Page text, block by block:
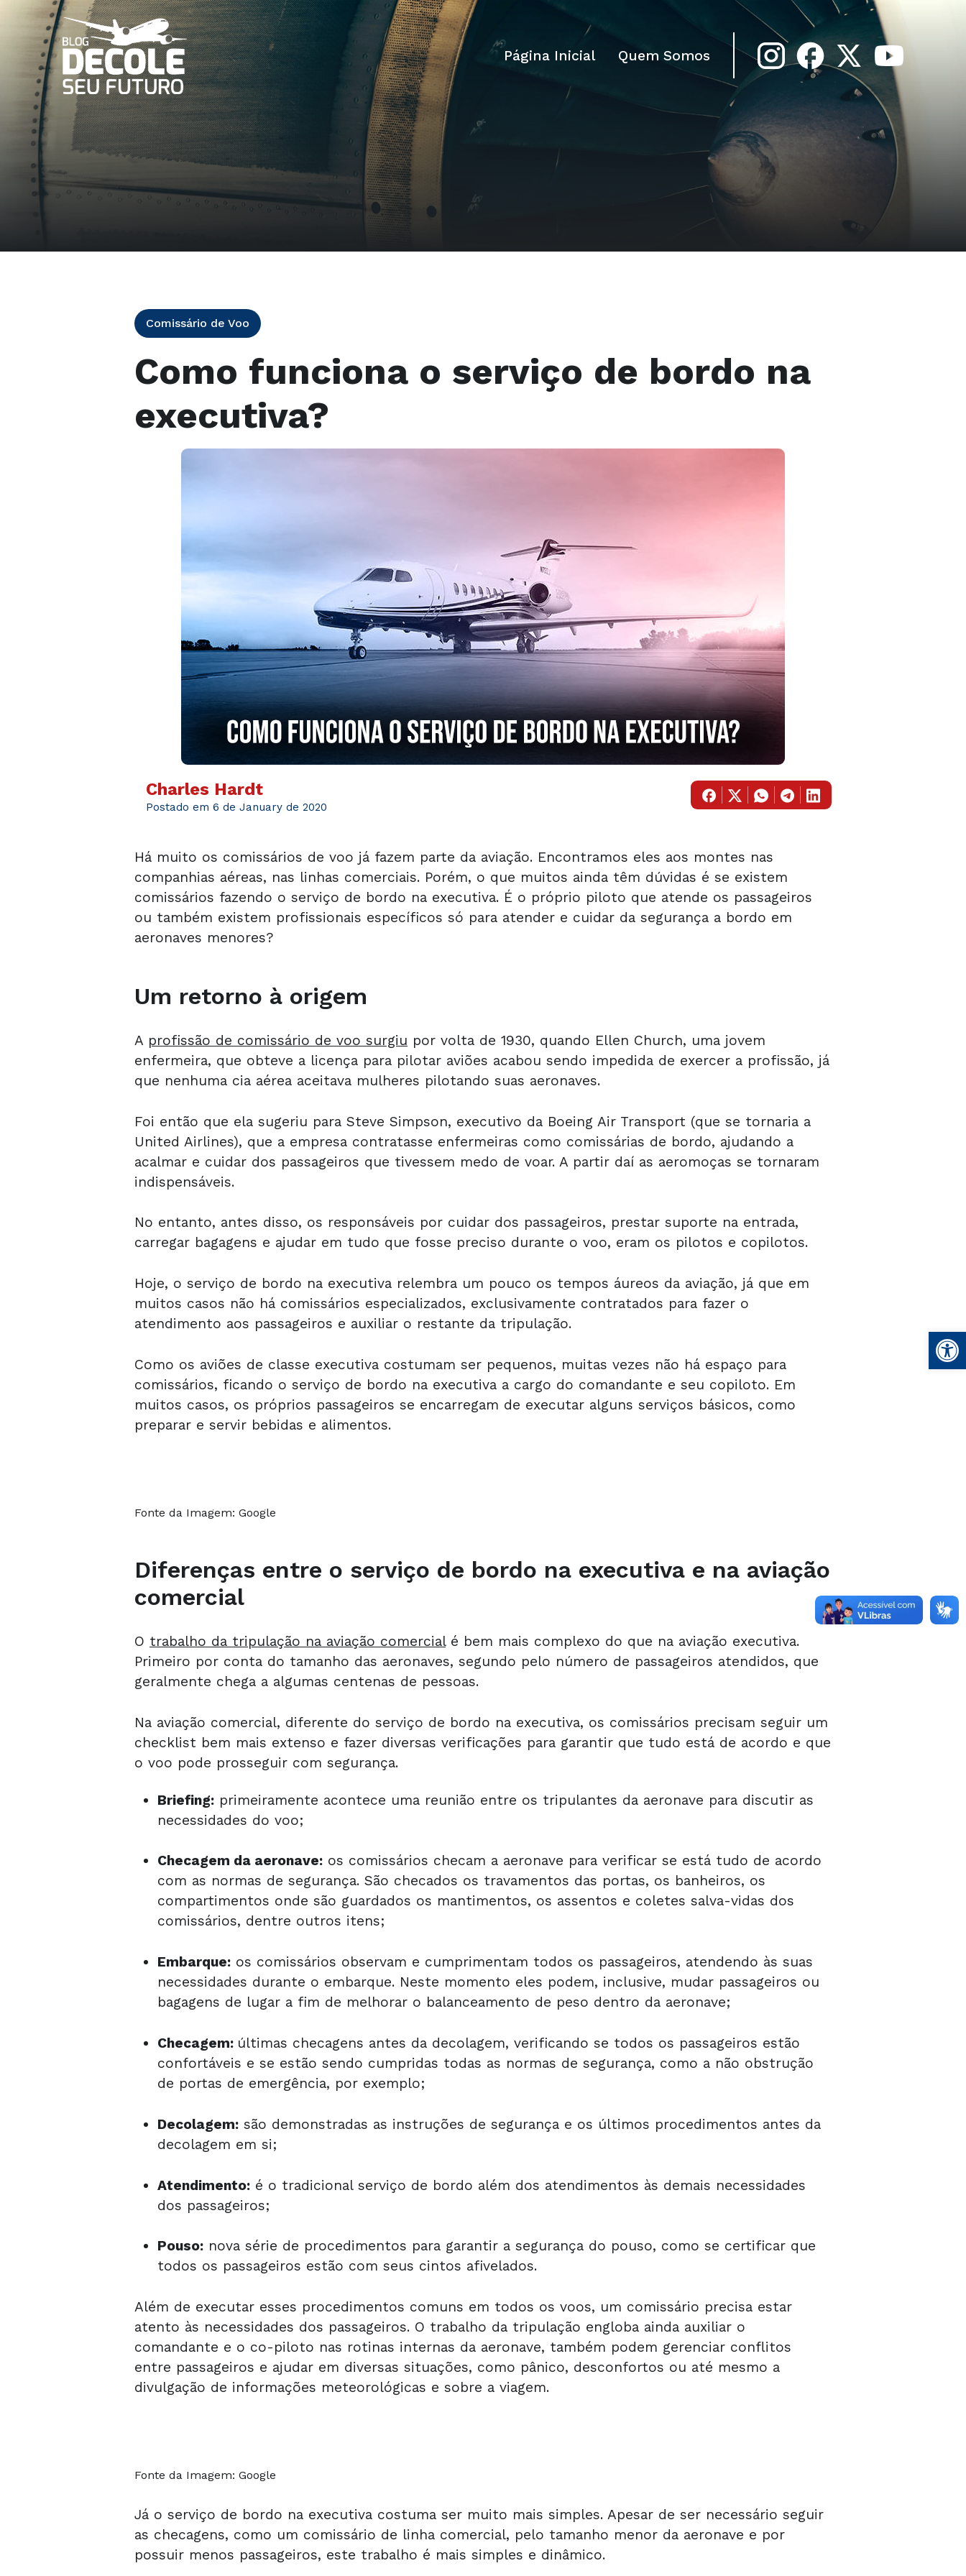
Página Inicial Quem Somos
Comissário de Voo
Como funciona o serviço de bordo na
executiva?
Charles Hardt
Postado em 6 de January de 2020
Há muito os comissários de voo já fazem parte da aviação. Encontramos eles aos montes nas
companhias aéreas, nas linhas comerciais. Porém, o que muitos ainda têm dúvidas é se existem
comissários fazendo o serviço de bordo na executiva. É o próprio piloto que atende os passageiros
ou também existem profissionais específicos só para atender e cuidar da segurança a bordo em
aeronaves menores?
Um retorno à origem
A profissão de comissário de voo surgiu por volta de 1930, quando Ellen Church, uma jovem
enfermeira, que obteve a licença para pilotar aviões acabou sendo impedida de exercer a profissão, já
que nenhuma cia aérea aceitava mulheres pilotando suas aeronaves.
Foi então que ela sugeriu para Steve Simpson, executivo da Boeing Air Transport (que se tornaria a
United Airlines), que a empresa contratasse enfermeiras como comissárias de bordo, ajudando a
acalmar e cuidar dos passageiros que tivessem medo de voar. A partir daí as aeromoças se tornaram
indispensáveis.
No entanto, antes disso, os responsáveis por cuidar dos passageiros, prestar suporte na entrada,
carregar bagagens e ajudar em tudo que fosse preciso durante o voo, eram os pilotos e copilotos.
Hoje, o serviço de bordo na executiva relembra um pouco os tempos áureos da aviação, já que em
muitos casos não há comissários especializados, exclusivamente contratados para fazer o
atendimento aos passageiros e auxiliar o restante da tripulação.
Como os aviões de classe executiva costumam ser pequenos, muitas vezes não há espaço para
comissários, ficando o serviço de bordo na executiva a cargo do comandante e seu copiloto. Em
muitos casos, os próprios passageiros se encarregam de executar alguns serviços básicos, como
preparar e servir bebidas e alimentos.
Fonte da Imagem: Google
Diferenças entre o serviço de bordo na executiva e na aviação
comercial
O trabalho da tripulação na aviação comercialé bem mais complexo do que na aviação executiva.
Primeiro por conta do tamanho das aeronaves, segundo pelo número de passageiros atendidos, que
geralmente chega a algumas centenas de pessoas.
Na aviação comercial, diferente do serviço de bordo na executiva, os comissários precisam seguir um
checklist bem mais extenso e fazer diversas verificações para garantir que tudo está de acordo e que
o voo pode prosseguir com segurança.
Briefing: primeiramente acontece uma reunião entre os tripulantes da aeronave para discutir as
necessidades do voo;
Checagem da aeronave: os comissários checam a aeronave para verificar se está tudo de acordo
com as normas de segurança. São checados os travamentos das portas, os banheiros, os
compartimentos onde são guardados os mantimentos, os assentos e coletes salva-vidas dos
comissários, dentre outros itens;
Embarque: os comissários observam e cumprimentam todos os passageiros, atendendo às suas
necessidades durante o embarque. Neste momento eles podem, inclusive, mudar passageiros ou
bagagens de lugar a fim de melhorar o balanceamento de peso dentro da aeronave;
Checagem: últimas checagens antes da decolagem, verificando se todos os passageiros estão
confortáveis e se estão sendo cumpridas todas as normas de segurança, como a não obstrução
de portas de emergência, por exemplo;
Decolagem: são demonstradas as instruções de segurança e os últimos procedimentos antes da
decolagem em si;
Atendimento: é o tradicional serviço de bordo além dos atendimentos às demais necessidades
dos passageiros;
Pouso: nova série de procedimentos para garantir a segurança do pouso, como se certificar que
todos os passageiros estão com seus cintos afivelados.
Além de executar esses procedimentos comuns em todos os voos, um comissário precisa estar
atento às necessidades dos passageiros. O trabalho da tripulação engloba ainda auxiliar o
comandante e o co-piloto nas rotinas internas da aeronave, também podem gerenciar conflitos
entre passageiros e ajudar em diversas situações, como pânico, desconfortos ou até mesmo a
divulgação de informações meteorológicas e sobre a viagem.
Fonte da Imagem: Google
Já o serviço de bordo na executiva costuma ser muito mais simples. Apesar de ser necessário seguir
as checagens, como um comissário de linha comercial, pelo tamanho menor da aeronave e por
possuir menos passageiros, este trabalho é mais simples e dinâmico.